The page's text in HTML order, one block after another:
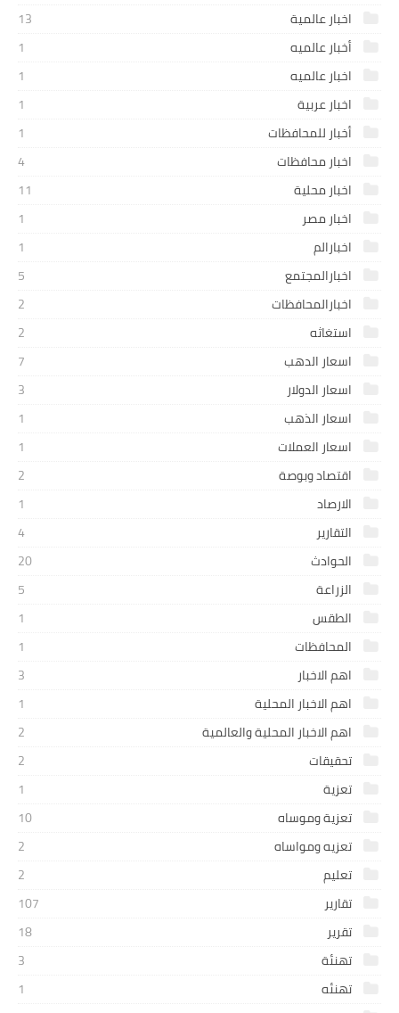
اخبار عالمية
13
أخبار عالميه
1
اخبار عالميه
1
اخبار عربية
1
أخبار للمحافظات
1
اخبار محافظات
4
اخبار محلية
11
اخبار مصر
1
اخبارالم
1
اخبارالمجتمع
5
اخبارالمحافظات
2
استغاثه
2
اسعار الدهب
7
اسعار الدولار
3
اسعار الذهب
1
اسعار العملات
1
اقتصاد وبوصة
2
الارصاد
1
التقارير
4
الحوادث
20
الزراعة
5
الطقس
1
المحافظات
1
اهم الاخبار
3
اهم الاخبار المحلية
1
اهم الاخبار المحلية والعالمية
2
تحقيقات
2
تعزية
1
تعزية وموساه
10
تعزيه ومواساه
2
تعليم
2
تقارير
107
تقرير
18
تهنئة
3
تهنئه
1